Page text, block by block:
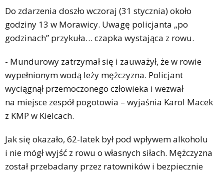
Do zdarzenia doszło wczoraj (31 stycznia) około
godziny 13 w Morawicy. Uwagę policjanta „po
godzinach” przykuła… czapka wystająca z rowu.
- Mundurowy zatrzymał się i zauważył, że w rowie
wypełnionym wodą leży mężczyzna. Policjant
wyciągnął przemoczonego człowieka i wezwał
na miejsce zespół pogotowia – wyjaśnia Karol Macek
z KMP w Kielcach.
Jak się okazało, 62-latek był pod wpływem alkoholu
i nie mógł wyjść z rowu o własnych siłach. Mężczyzna
został przebadany przez ratowników i bezpiecznie